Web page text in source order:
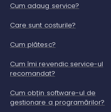
Cum adaug service?
Care sunt costurile?
Cum plătesc?
Cum îmi revendic service-ul
recomandat?
Cum obțin software-ul de
gestionare a programărilor?